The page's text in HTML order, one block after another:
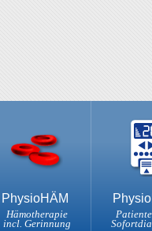
PhysioHÄM
Hämotherapie
incl. Gerinnung